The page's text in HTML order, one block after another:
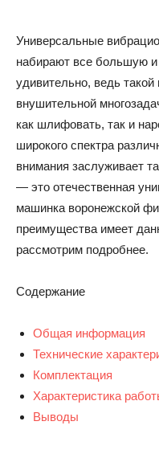
Универсальные
набирают все большую
удивительно, ведь
внушительной
как шлифовать, так и
широкого спектра
внимания заслуживает
— это отечественная
машинка воронежской
преимущества имеет
рассмотрим подробнее.
Содержание
Общая информация
Технические
Комплектация
Характеристика
Выводы